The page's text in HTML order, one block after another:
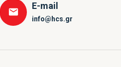
E-mail
info@hcs.gr